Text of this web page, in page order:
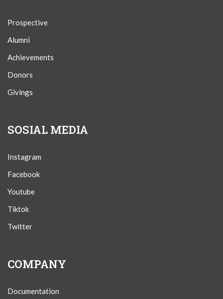
Prospective
Alumni
Achievements
Donors
Givings
SOSIAL MEDIA
Instagram
Facebook
Youtube
Tiktok
Twitter
COMPANY
Documentation